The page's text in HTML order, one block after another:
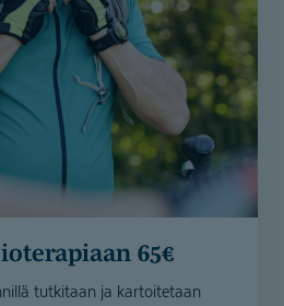
Manner-Ojala
| Henna Erkkilä
65€
tutkitaan ja kartoitetaan